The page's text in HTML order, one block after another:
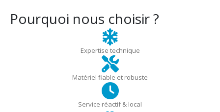
Pourquoi nous choisir ?
Expertise technique
Matériel fiable et robuste
Service réactif & local